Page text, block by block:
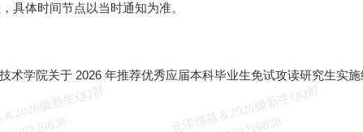
具体时间节点以当时通知为准。
术学院关于 2026 年推荐优秀应届本科毕业生免试攻读研究生实
北
洋
基
＆
2
0
2
6
级
新
生
Q
Q
群
1
0
2
8
2
2
6
8
3